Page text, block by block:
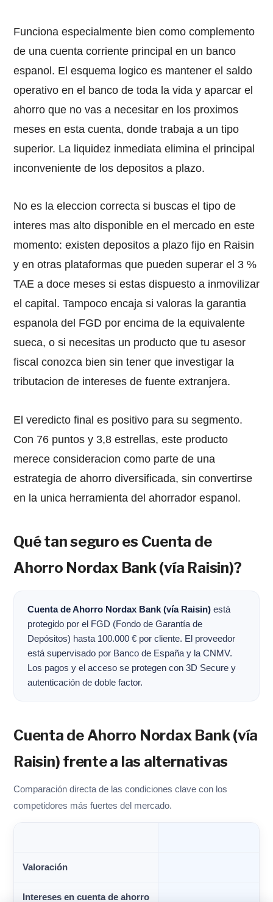
Funciona especialmente bien como complemento
de una cuenta corriente principal en un banco
espanol. El esquema logico es mantener el saldo
operativo en el banco de toda la vida y aparcar el
ahorro que no vas a necesitar en los proximos
meses en esta cuenta, donde trabaja a un tipo
superior. La liquidez inmediata elimina el principal
inconveniente de los depositos a plazo.
No es la eleccion correcta si buscas el tipo de
interes mas alto disponible en el mercado en este
momento: existen depositos a plazo fijo en Raisin
y en otras plataformas que pueden superar el 3 %
TAE a doce meses si estas dispuesto a inmovilizar
el capital. Tampoco encaja si valoras la garantia
espanola del FGD por encima de la equivalente
sueca, o si necesitas un producto que tu asesor
fiscal conozca bien sin tener que investigar la
tributacion de intereses de fuente extranjera.
El veredicto final es positivo para su segmento.
Con 76 puntos y 3,8 estrellas, este producto
merece consideracion como parte de una
estrategia de ahorro diversificada, sin convertirse
en la unica herramienta del ahorrador espanol.
Qué tan seguro es Cuenta de
Ahorro Nordax Bank (vía Raisin)?
Cuenta de Ahorro Nordax Bank (vía Raisin) está
protegido por el FGD (Fondo de Garantía de
Depósitos) hasta 100.000 € por cliente. El proveedor
está supervisado por Banco de España y la CNMV.
Los pagos y el acceso se protegen con 3D Secure y
autenticación de doble factor.
Cuenta de Ahorro Nordax Bank (vía
Raisin) frente a las alternativas
Comparación directa de las condiciones clave con los
competidores más fuertes del mercado.
Valoración
Intereses en cuenta de ahorro